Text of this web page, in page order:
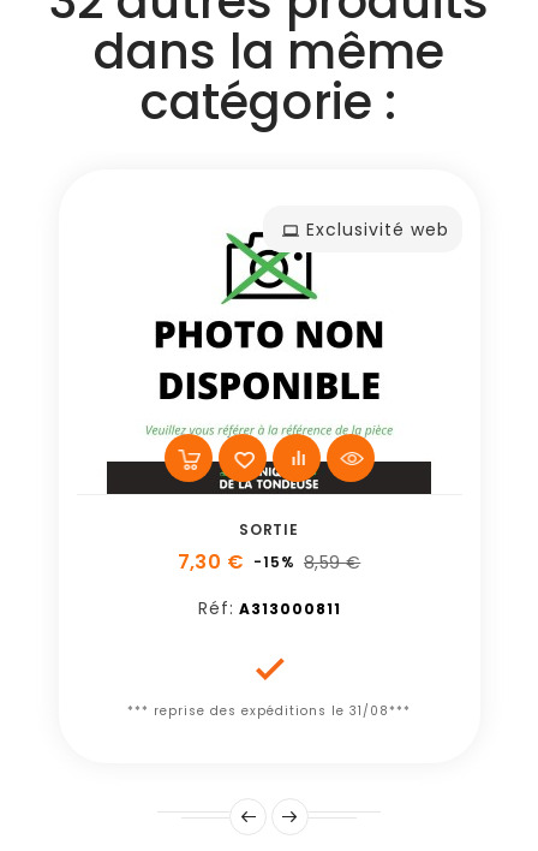
dans la même
catégorie :
Exclusivité web
SORTIE
7,30 € -15% 8,59 €
Réf: A313000811

*** reprise des expéditions le 31/08***